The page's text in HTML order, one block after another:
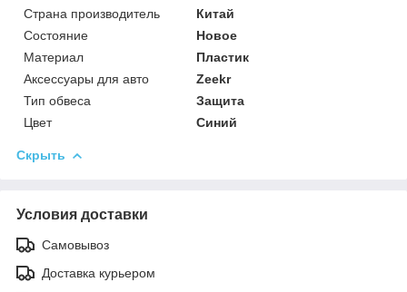
Страна производитель
Китай
Состояние
Новое
Материал
Пластик
Аксессуары для авто
Zeekr
Тип обвеса
Защита
Цвет
Синий
Скрыть
Условия доставки
Самовывоз
Доставка курьером